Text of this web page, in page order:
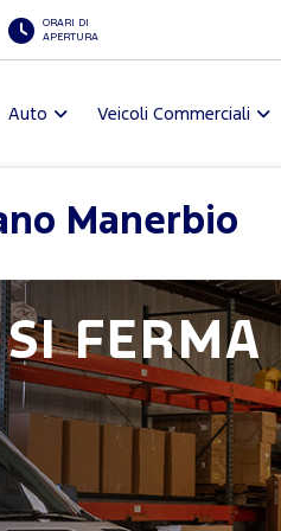
ORARI DI
APERTURA
Auto Veicoli Commerciali
Manerbio
SI FERMA